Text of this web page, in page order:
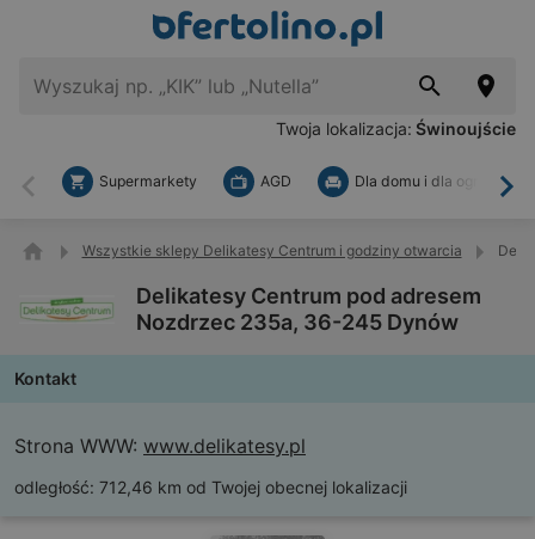
Twoja lokalizacja: Świnoujście
Wstecz
Supermarkety AGD Dla domu i dla ogrodu
Wszystkie sklepy Delikatesy Centrum i godziny otwarcia
Delikatesy Centrum pod adresem
Nozdrzec 235a, 36-245 Dynów
Kontakt
Strona WWW: www.delikatesy.pl
odległość: 712,46 km od Twojej obecnej lokalizacji